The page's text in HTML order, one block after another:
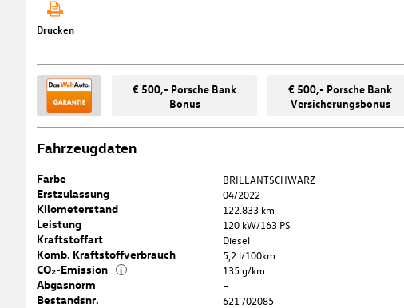
Drucken
€ 500,- Porsche Bank
Bonus
€ 500,- Porsche Bank
Versicherungsbonus
Fahrzeugdaten
Farbe BRILLANTSCHWARZ
Erstzulassung 04/2022
Kilometerstand 122.833 km
Leistung 120 kW/163 PS
Kraftstoffart Diesel
Komb. Kraftstoffverbrauch 5,2 l/100km
CO₂-Emission i 135 g/km
Abgasnorm –
Bestandsnr. 621 /02085